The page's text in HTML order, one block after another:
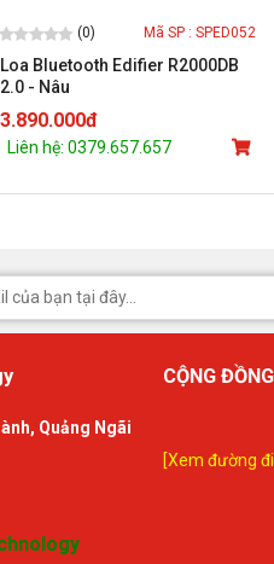
(0) Mã SP : SPED052
Loa Bluetooth Edifier R2000DB
2.0 - Nâu
3.890.000đ
Liên hệ: 0379.657.657
Quảng Ngãi
CỘNG
[Xem đường đi]